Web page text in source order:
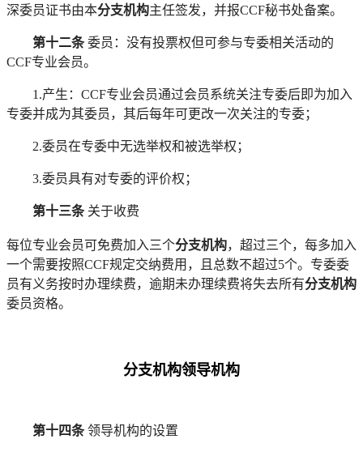
深委员证书由本分支机构主任签发，并报CCF秘书处备案。
第十二条委员：没有投票权但可参与专委相关活动的
CCF专业会员。
1.产生：CCF专业会员通过会员系统关注专委后即为加入
专委并成为其委员，其后每年可更改一次关注的专委；
2.委员在专委中无选举权和被选举权；
3.委员具有对专委的评价权；
第十三条关于收费
每位专业会员可免费加入三个分支机构，超过三个，每多加入
一个需要按照CCF规定交纳费用，且总数不超过5个。专委委
员有义务按时办理续费，逾期未办理续费将失去所有分支机构
委员资格。
分支机构领导机构
第十四条领导机构的设置